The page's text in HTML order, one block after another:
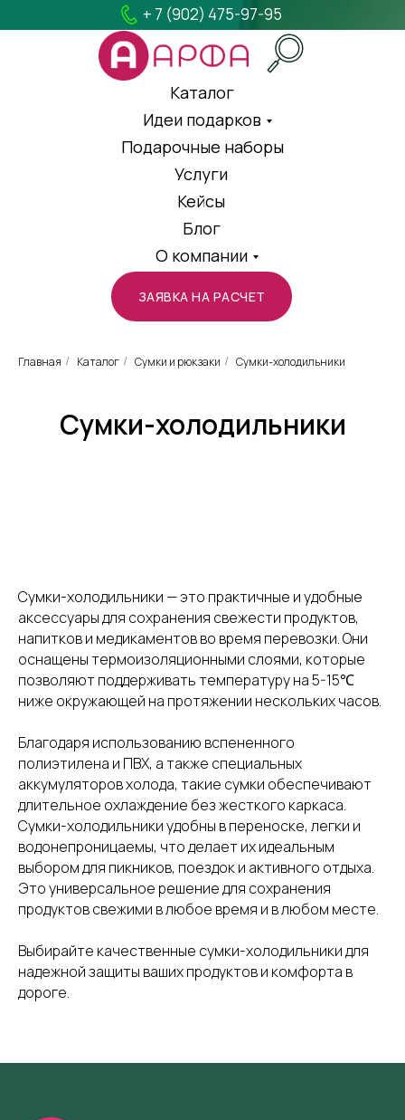
Каталог
Идеи подарков
Подарочные наборы
Кейсы
Блог
Услуги
О компании
+ 7 (902) 475-97-95
ЗАЯВКА НА РАСЧЕТ
Главная / Каталог / Сумки и рюкзаки / Сумки-холодильники
Сумки-холодильники
Сумки-холодильники — это практичные и удобные
аксессуары для сохранения свежести продуктов,
напитков и медикаментов во время перевозки. Они
оснащены термоизоляционными слоями, которые
позволяют поддерживать температуру на 5-15℃
ниже окружающей на протяжении нескольких часов.
Благодаря использованию вспененного
полиэтилена и ПВХ, а также специальных
аккумуляторов холода, такие сумки обеспечивают
длительное охлаждение без жесткого каркаса.
Сумки-холодильники удобны в переноске, легки и
водонепроницаемы, что делает их идеальным
выбором для пикников, поездок и активного отдыха.
Это универсальное решение для сохранения
продуктов свежими в любое время и в любом месте.
Выбирайте качественные сумки-холодильники для
надежной защиты ваших продуктов и комфорта в
дороге.